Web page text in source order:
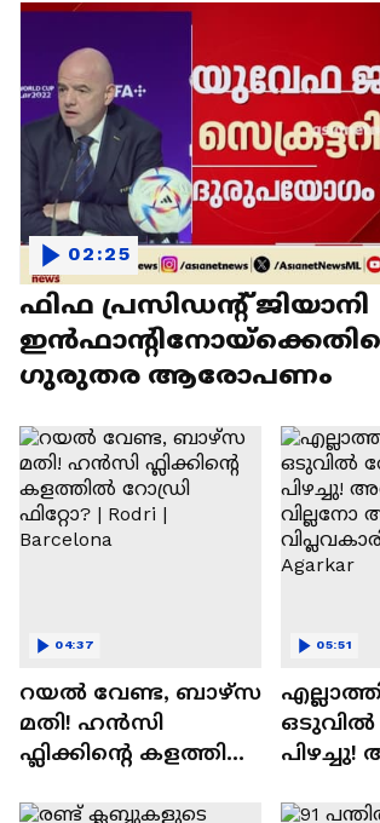
ഫിഫ പ്രസിഡന്റ് ജിയാനി
ഗുരുതര ആരോപണം
02:25
റയല്‍ വേണ്ട, ബാഴ്‌സ
മതി! ഹൻസി
ഫ്ലിക്കിന്റെ കളത്തില്‍
Rodri | Barcelona
04:37 05:51